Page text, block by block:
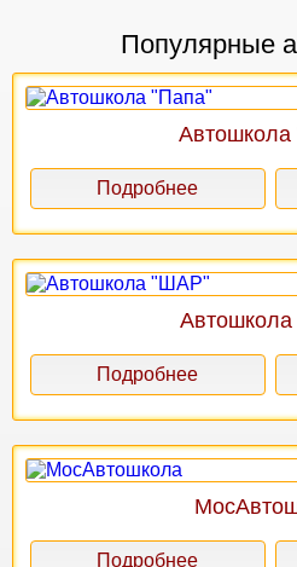
Популярные
Автошкола
Подробнее
Подробнее
Подробнее